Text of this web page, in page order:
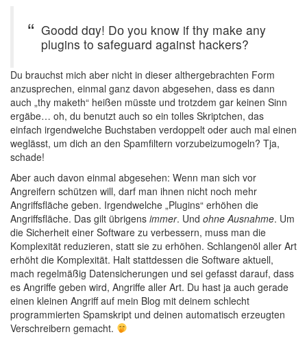
Goodd dɑy! Dо you know if thy make any
plugins to safeguard against hackers?
Du brauchst mich aber nicht in dieser althergebrachten Form
anzusprechen, einmal ganz davon abgesehen, dass es dann
auch „thy maketh“ heißen müsste und trotzdem gar keinen Sinn
ergäbe… oh, du benutzt auch so ein tolles Skriptchen, das
einfach irgendwelche Buchstaben verdoppelt oder auch mal einen
weglässt, um dich an den Spamfiltern vorzubeizumogeln? Tja,
schade!
Aber auch davon einmal abgesehen: Wenn man sich vor
Angreifern schützen will, darf man ihnen nicht noch mehr
Angriffsfläche geben. Irgendwelche „Plugins“ erhöhen die
Angriffsfläche. Das gilt übrigens immer. Und ohne Ausnahme. Um
die Sicherheit einer Software zu verbessern, muss man die
Komplexität reduzieren, statt sie zu erhöhen. Schlangenöl aller Art
erhöht die Komplexität. Halt stattdessen die Software aktuell,
mach regelmäßig Datensicherungen und sei gefasst darauf, dass
es Angriffe geben wird, Angriffe aller Art. Du hast ja auch gerade
einen kleinen Angriff auf mein Blog mit deinem schlecht
programmierten Spamskript und deinen automatisch erzeugten
Verschreibern gemacht.